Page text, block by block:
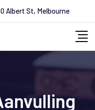
Albert St, Melbourne